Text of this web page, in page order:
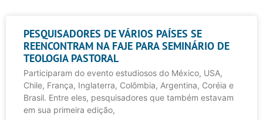
PESQUISADORES DE VÁRIOS PAÍSES SE
REENCONTRAM NA FAJE PARA SEMINÁRIO DE
TEOLOGIA PASTORAL
Participaram do evento estudiosos do México, USA,
Chile, França, Inglaterra, Colômbia, Argentina, Coréia e
Brasil. Entre eles, pesquisadores que também estavam
em sua primeira edição,